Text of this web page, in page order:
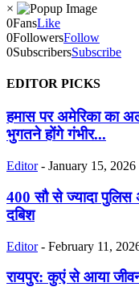
×
0FansLike
0FollowersFollow
0SubscribersSubscribe
EDITOR PICKS
हमास पर अमेरिका का
भुगतने होंगे गंभीर...
Editor - January 15, 2026
400 सौ से ज्यादा पुलिस
दबिश
Editor - February 11,
रायपुर: कुएं से आया